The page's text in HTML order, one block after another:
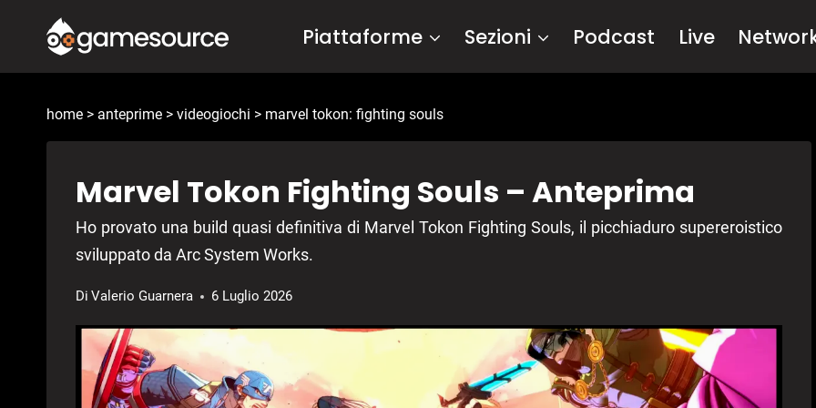
contenuto
Piattaforme Sezioni Podcast Live
home > anteprime > videogiochi > marvel tokon: fighting souls
Marvel Tokon Fighting Souls – Anteprima
Ho provato una build quasi definitiva di Marvel Tokon Fighting Souls, il picchiaduro supereroistico
sviluppato da Arc System Works.
Di Valerio Guarnera 6 Luglio 2026